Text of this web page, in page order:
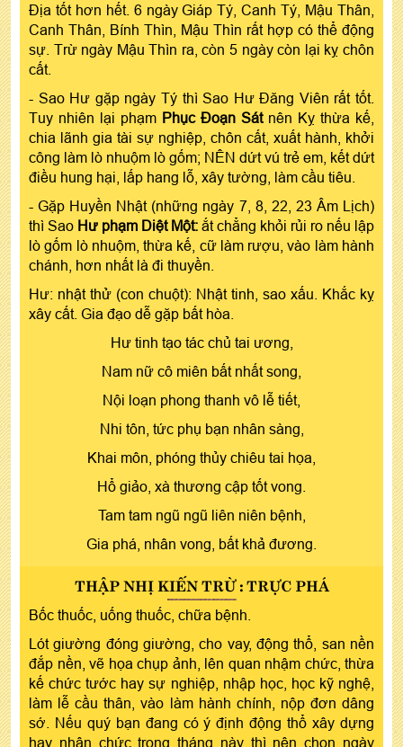
Địa tốt hơn hết. 6 ngày Giáp Tý, Canh Tý, Mậu Thân,
Canh Thân, Bính Thìn, Mậu Thìn rất hợp có thể động
sự. Trừ ngày Mậu Thìn ra, còn 5 ngày còn lại kỵ chôn
cất.
- Sao Hư gặp ngày Tý thì Sao Hư Đăng Viên rất tốt.
Tuy nhiên lại phạm Phục Đoạn Sát nên Kỵ thừa kế,
chia lãnh gia tài sự nghiệp, chôn cất, xuất hành, khởi
công làm lò nhuộm lò gốm; NÊN dứt vú trẻ em, kết dứt
điều hung hại, lấp hang lỗ, xây tường, làm cầu tiêu.
- Gặp Huyền Nhật (những ngày 7, 8, 22, 23 Âm Lịch)
thì Sao Hư phạm Diệt Một: ắt chẳng khỏi rủi ro nếu lập
lò gốm lò nhuộm, thừa kế, cữ làm rượu, vào làm hành
chánh, hơn nhất là đi thuyền.
Hư: nhật thử (con chuột): Nhật tinh, sao xấu. Khắc kỵ
xây cất. Gia đạo dễ gặp bất hòa.
Hư tinh tạo tác chủ tai ương,
Nam nữ cô miên bất nhất song,
Nội loạn phong thanh vô lễ tiết,
Nhi tôn, tức phụ bạn nhân sàng,
Khai môn, phóng thủy chiêu tai họa,
Hổ giảo, xà thương cập tốt vong.
Tam tam ngũ ngũ liên niên bệnh,
Gia phá, nhân vong, bất khả đương.
THẬP NHỊ KIẾN TRỪ : TRỰC PHÁ
Bốc thuốc, uống thuốc, chữa bệnh.
Lót giường đóng giường, cho vay, động thổ, san nền
đắp nền, vẽ họa chụp ảnh, lên quan nhậm chức, thừa
kế chức tước hay sự nghiệp, nhập học, học kỹ nghệ,
làm lễ cầu thân, vào làm hành chính, nộp đơn dâng
sớ. Nếu quý bạn đang có ý định động thổ xây dựng
hay nhận chức trong tháng này thì nên chọn ngày